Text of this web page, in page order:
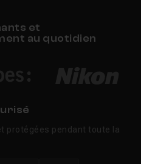
et
au quotidien
protégées pendant toute la